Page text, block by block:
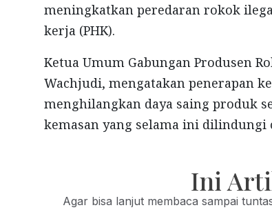
meningkatkan peredaran rokok
kerja (PHK).
Ketua Umum Gabungan Produsen
Wachjudi, mengatakan penerapan
menghilangkan daya saing produk
kemasan yang selama ini
Ini
Agar bisa lanjut membaca sampai